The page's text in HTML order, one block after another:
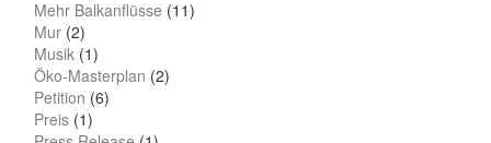
Mehr Balkanflüsse (11)
Mur (2)
Musik (1)
Öko-Masterplan (2)
Petition (6)
Preis (1)